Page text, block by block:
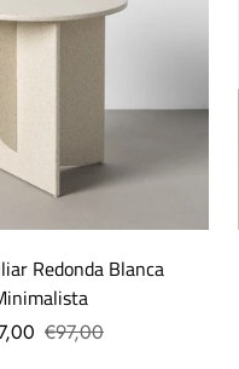
Redonda Blanca
€97,00